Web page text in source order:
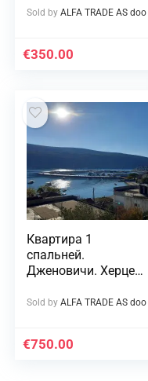
Sold by ALFA TRADE AS doo
€350.00
Квартира 1
спальней.
Дженовичи. Херцег
Sold by ALFA TRADE AS doo
€750.00